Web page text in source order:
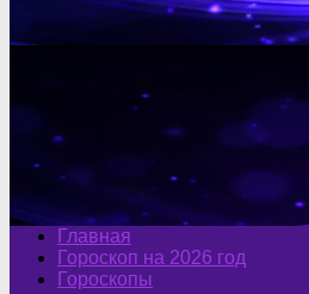
Главная
Гороскоп на 2026 год
Гороскопы